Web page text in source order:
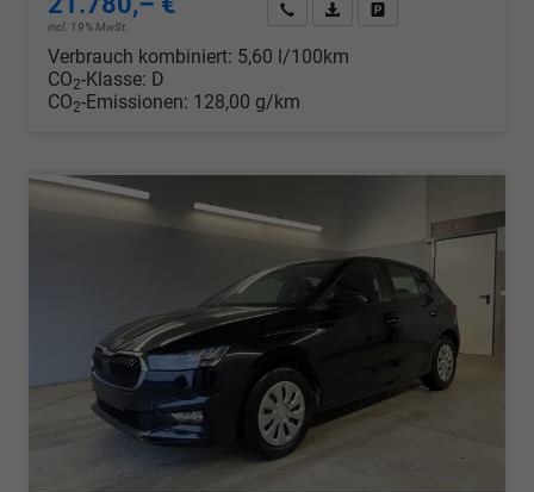
incl. 19% MwSt.
Wir rufen Sie anPDF-Datei, Fahrzeugexposé
Verbrauch kombiniert: 5,60 l/100km
CO2-Klasse: D
CO2-Emissionen: 128,00 g/km